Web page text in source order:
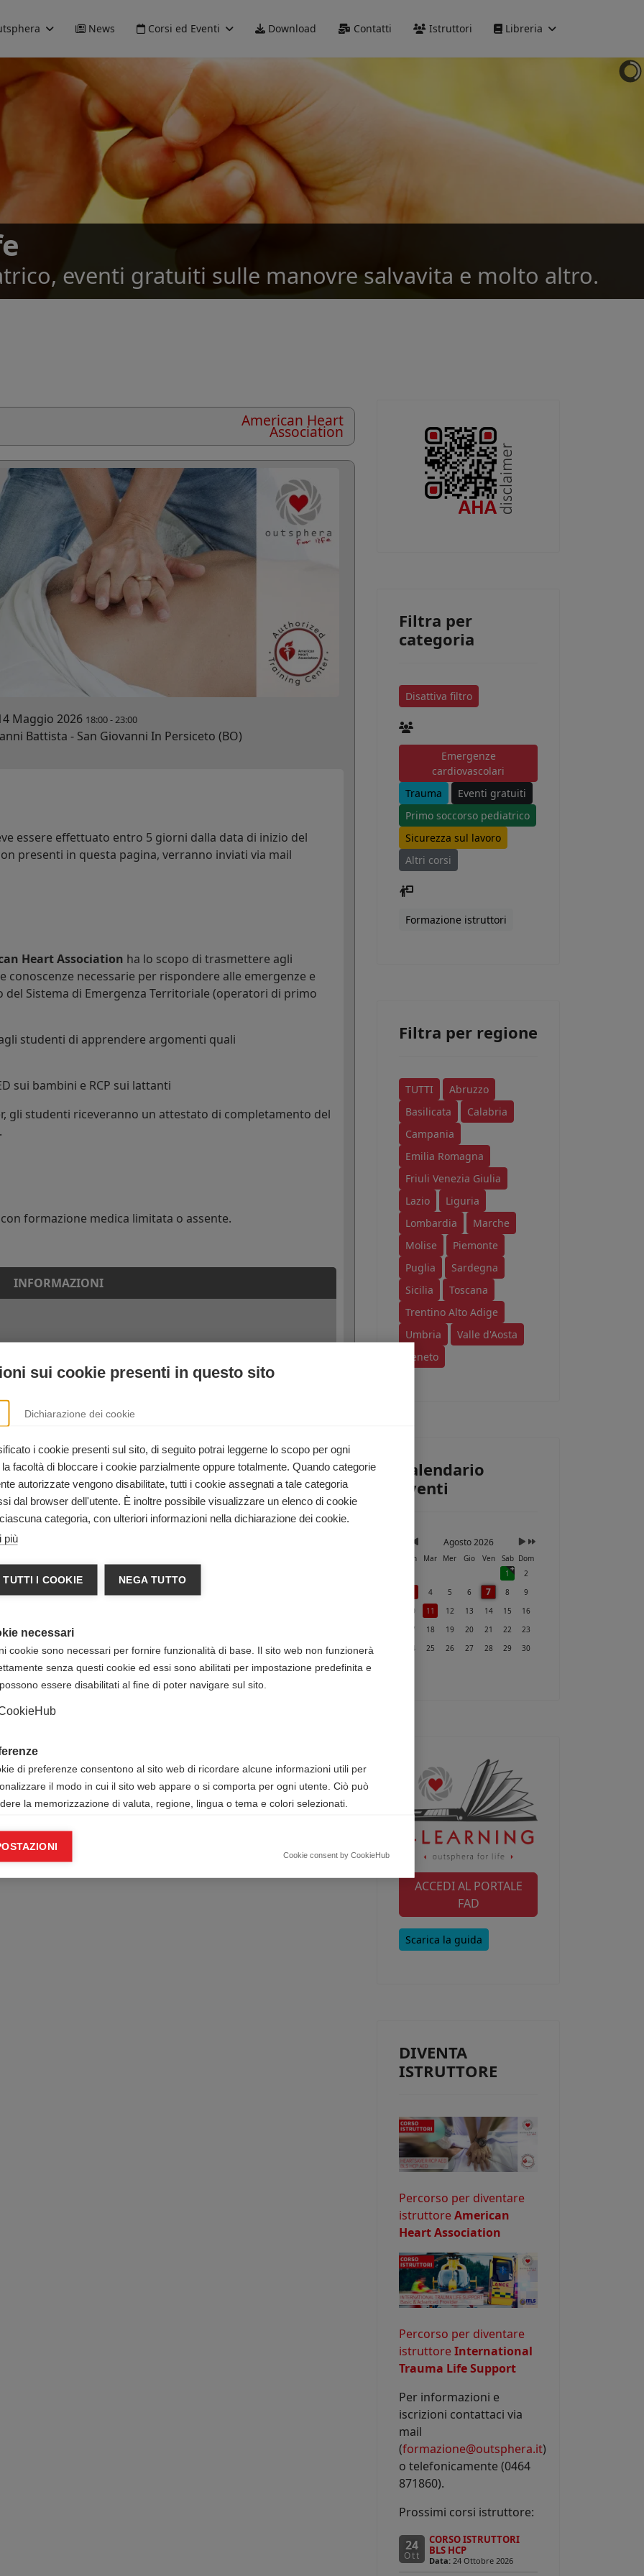
News Corsi ed Eventi Download Contatti Istruttori Libreria
eventi gratuiti sulle manovre salvavita e molto altro.
American Heart
Association
Maggio 2026 18:00-23:00
Battista - San Giovanni In Persiceto (BO)
essere effettuato entro 5 giorni dalla data di inizio del
presenti in questa pagina, verranno inviati via mail
Heart Association ha lo scopo di trasmettere agli
necessarie per rispondere alle emergenze e
del Sistema di Emergenza Territoriale (operatori di primo
studenti di apprendere argomenti quali
sui bambini e RCP sui lattanti
gli studenti riceveranno un attestato di completamento del
con formazione medica limitata o assente.
INFORMAZIONI
San Giovanni In Persiceto (BO)
Filtra per
categoria
Disattiva filtro
Emergenze
cardiovascolari
Trauma
Eventi gratuiti
Primo soccorso pediatrico
Sicurezza sul lavoro
Altri corsi
Formazione istruttori
Filtra per regione
TUTTI
Abruzzo
Basilicata
Calabria
Campania
Emilia Romagna
Friuli Venezia Giulia
Lazio
Liguria
Lombardia
Marche
Molise
Piemonte
Puglia
Sardegna
Sicilia
Toscana
Trentino Alto Adige
Umbria
Valle d'Aosta
Veneto
Calendario
Eventi
Agosto 2026
Lun Mar Mer Gio Ven Sab Dom
1
2
4 5 6 7 8
9
10
11 12 13 14 15
16
17
18 19 20 21 22
23
24
25 26 27 28 29
30
ACCEDI AL PORTALE
FAD
Scarica la guida
DIVENTA
ISTRUTTORE
Percorso per diventare
istruttoreAmerican
Heart Association
Percorso per diventare
istruttoreInternational
Trauma Life Support
Per informazioni e
iscrizioni contattaci via
mail
(formazione@outsphera.it)
o telefonicamente (0464
871860).
Prossimi corsi istruttore:
24
Ott
CORSO ISTRUTTORI
BLS HCP
Data: 24 Ottobre 2026
sui cookie presenti in questo sito
Dichiarazione dei cookie
i cookie presenti sul sito, di seguito potrai leggerne lo scopo per ogni
facoltà di bloccare i cookie parzialmente oppure totalmente. Quando categorie
autorizzate vengono disabilitate, tutti i cookie assegnati a tale categoria
dal browser dell'utente. È inoltre possibile visualizzare un elenco di cookie
categoria, con ulteriori informazioni nella dichiarazione dei cookie.
più
TUTTI I COOKIE NEGA TUTTO
necessari
cookie sono necessari per fornire funzionalità di base. Il sito web non funzionerà
senza questi cookie ed essi sono abilitati per impostazione predefinita e
essere disabilitati al fine di poter navigare sul sito.
di preferenze consentono al sito web di ricordare alcune informazioni utili per
il modo in cui il sito web appare o si comporta per ogni utente. Ciò può
la memorizzazione di valuta, regione, lingua o tema e colori selezionati.
analitici ci aiutano a migliorare il nostro sito web raccogliendo e segnalando
Cookie consent by CookieHub